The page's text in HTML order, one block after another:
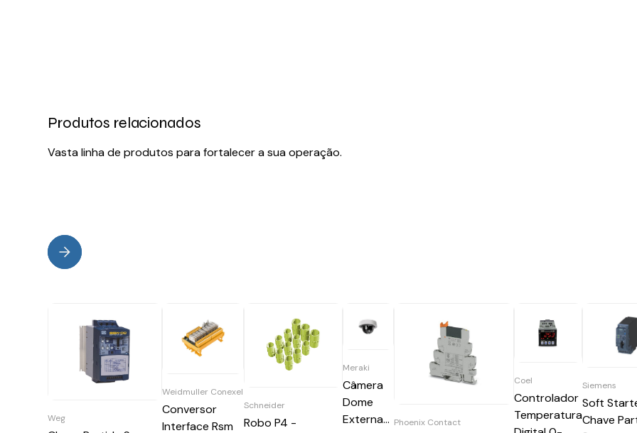
Produtos relacionados
Vasta linha de produtos para fortalecer a sua operação.
Weg
Weidmuller Conexel
Conversor
Interface Rsm
Schneider
Robo P4 -
Meraki
Câmera
Dome
Externa
Phoenix Contact
Coel
Controlador
Temperatura
Siemens
Soft
Chave